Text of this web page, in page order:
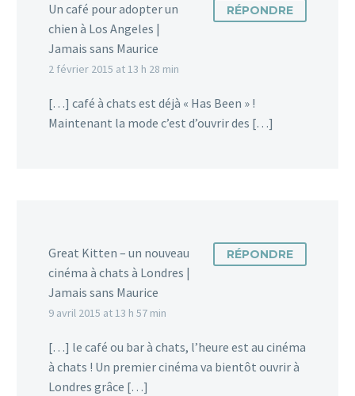
Un café pour adopter un
chien à Los Angeles |
Jamais sans Maurice
2 février 2015 at 13 h 28 min
RÉPONDRE
[…] café à chats est déjà « Has Been » !
Maintenant la mode c’est d’ouvrir des […]
Great Kitten – un nouveau
cinéma à chats à Londres |
Jamais sans Maurice
9 avril 2015 at 13 h 57 min
RÉPONDRE
[…] le café ou bar à chats, l’heure est au cinéma
à chats ! Un premier cinéma va bientôt ouvrir à
Londres grâce […]